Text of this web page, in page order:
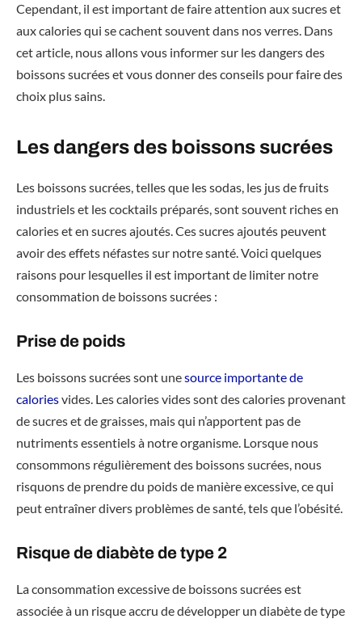
Cependant, il est important de faire attention aux sucres et
aux calories qui se cachent souvent dans nos verres. Dans
cet article, nous allons vous informer sur les dangers des
boissons sucrées et vous donner des conseils pour faire des
choix plus sains.
Les dangers des boissons sucrées
Les boissons sucrées, telles que les sodas, les jus de fruits
industriels et les cocktails préparés, sont souvent riches en
calories et en sucres ajoutés. Ces sucres ajoutés peuvent
avoir des effets néfastes sur notre santé. Voici quelques
raisons pour lesquelles il est important de limiter notre
consommation de boissons sucrées :
Prise de poids
Les boissons sucrées sont unesource importante de
caloriesvides. Les calories vides sont des calories provenant
de sucres et de graisses, mais qui n’apportent pas de
nutriments essentiels à notre organisme. Lorsque nous
consommons régulièrement des boissons sucrées, nous
risquons de prendre du poids de manière excessive, ce qui
peut entraîner divers problèmes de santé, tels que l’obésité.
Risque de diabète de type 2
La consommation excessive de boissons sucrées est
associée à un risque accru de développer un diabète de type